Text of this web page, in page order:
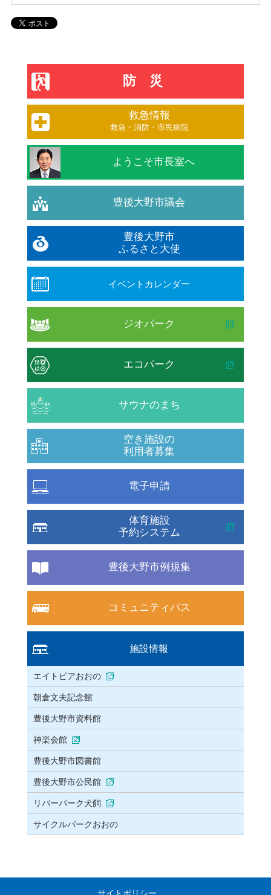
防災
救急情報
救急・消防・市民病院
ようこそ市長室へ
豊後大野市議会
豊後大野市
ふるさと大使
イベントカレンダー
ジオパーク
エコパーク
サウナのまち
空き施設の
利用者募集
電子申請
体育施設
予約システム
豊後大野市例規集
コミュニティバス
施設情報
エイトピアおおの
朝倉文夫記念館
豊後大野市資料館
神楽会館
豊後大野市図書館
豊後大野市公民館
リバーパーク犬飼
サイクルパークおおの